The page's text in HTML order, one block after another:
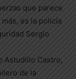
que parece
es la policía
Sergio
Astudillo Castro,
de la